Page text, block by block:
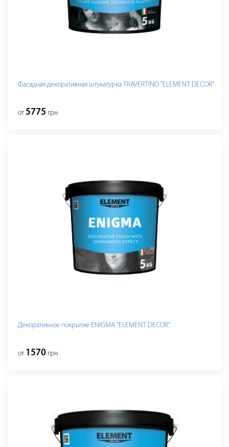
Фасадная декоративная штукатурка TRAVERTINO "ELEMENT DECOR"
от 5775 грн
Декоративное покрытие ENIGMA "ELEMENT DECOR"
от 1570 грн